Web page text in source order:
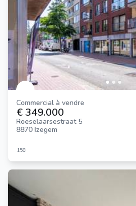
Commercial à vendre
€ 349.000
Roeselaarsestraat 5
8870 Izegem
158